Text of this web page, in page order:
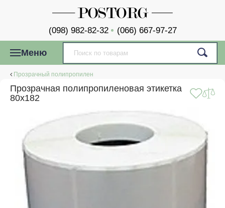
(098) 982-82-32 (066) 667-97-27
Меню
Прозрачный полипропилен
Прозрачная полипропиленовая этикетка
80x182